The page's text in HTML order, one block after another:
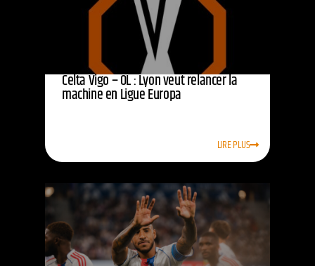
Celta Vigo – OL : Lyon veut relancer la
machine en Ligue Europa
LIRE PLUS